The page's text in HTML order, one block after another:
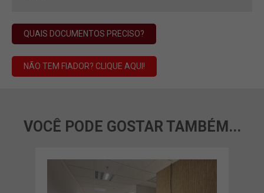
QUAIS DOCUMENTOS PRECISO?
NÃO TEM FIADOR? CLIQUE AQUI!
VOCÊ PODE GOSTAR TAMBÉM...